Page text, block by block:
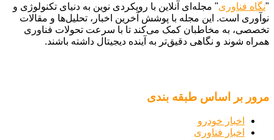
"نگاه فناوری" مجله‌ای آنلاین با رویکردی نوین به دنیای تکنولوژی و
نوآوری است. این مجله با پوشش آخرین اخبار، تحلیل‌ها و مقالات
تخصصی، به مخاطبان کمک می‌کند تا با سرعت تحولات فناوری
همراه شوند و نگاهی دقیق‌تر به آینده دیجیتال داشته باشند.
مرور بر اساس طبقه بندی
اخبار خودرو
اخبار فناوری